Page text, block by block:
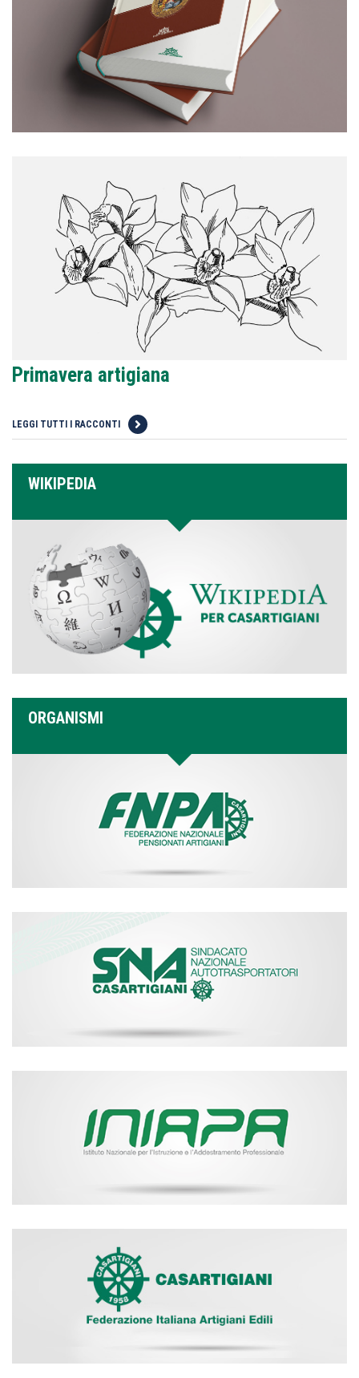
Primavera artigiana
LEGGI TUTTI I RACCONTI
WIKIPEDIA
ORGANISMI